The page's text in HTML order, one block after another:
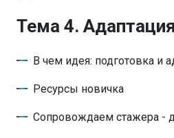
Тема 4.
В чем идея: подготовка и
Ресурсы новичка
Сопровождаем стажера -